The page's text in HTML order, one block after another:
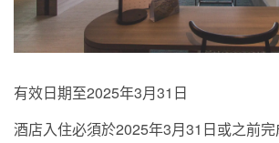
有效日期至2025年3月31日
酒店入住必須於2025年3月31日或之前完